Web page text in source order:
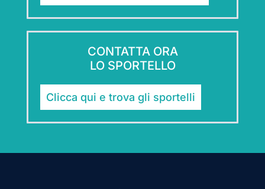
CONTATTA ORA
LO SPORTELLO
Clicca qui e trova gli sportelli